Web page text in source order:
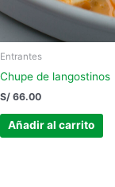
Entrantes
Chupe de langostinos
S/ 66.00
Añadir al carrito